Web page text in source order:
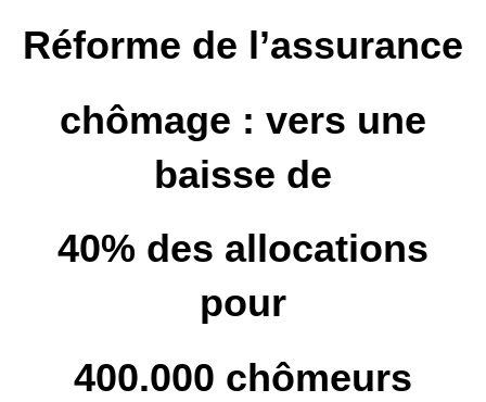
Réforme de l’assurance
chômage : vers une
baisse de
40% des allocations
pour
400.000 chômeurs